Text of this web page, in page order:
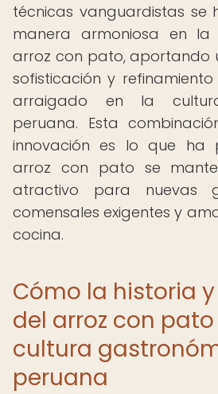
técnicas vanguardistas se
manera armoniosa en la
arroz con pato, aportando
sofisticación y
arraigado en la
peruana. Esta
innovación es lo que ha
arroz con pato se
atractivo para nuevas
comensales exigentes y
cocina.
Cómo la historia
del arroz con
cultura
peruana